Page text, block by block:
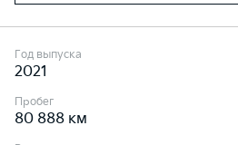
Год выпуска
2021
Пробег
80 888 км